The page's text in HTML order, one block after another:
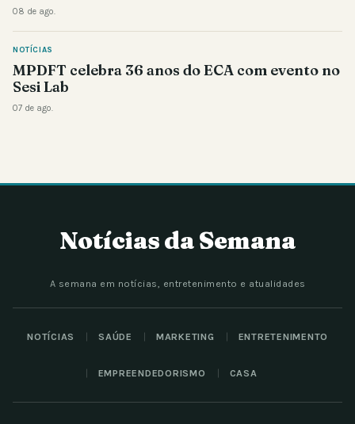
08 de ago.
NOTÍCIAS
MPDFT celebra 36 anos do ECA com evento no
Sesi Lab
07 de ago.
Notícias da Semana
A semana em notícias, entretenimento e atualidades
NOTÍCIAS SAÚDE MARKETING ENTRETENIMENTO
EMPREENDEDORISMO CASA